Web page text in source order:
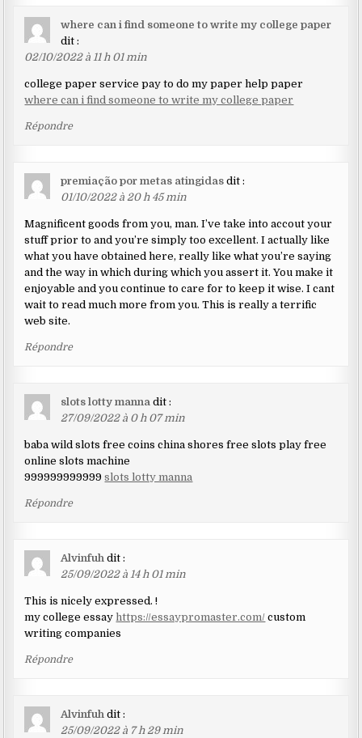
where can i find someone to write my college paper
dit :
02/10/2022 à 11 h 01 min
college paper service pay to do my paper help paper
where can i find someone to write my college paper
Répondre
premiação por metas atingidas dit :
01/10/2022 à 20 h 45 min
Magnificent goods from you, man. I’ve take into accout your
stuff prior to and you’re simply too excellent. I actually like
what you have obtained here, really like what you’re saying
and the way in which during which you assert it. You make it
enjoyable and you continue to care for to keep it wise. I cant
wait to read much more from you. This is really a terrific
web site.
Répondre
slots lotty manna dit :
27/09/2022 à 0 h 07 min
baba wild slots free coins china shores free slots play free
online slots machine
999999999999slots lotty manna
Répondre
Alvinfuh dit :
25/09/2022 à 14 h 01 min
This is nicely expressed. !
my college essayhttps://essaypromaster.com/ custom
writing companies
Répondre
Alvinfuh dit :
25/09/2022 à 7 h 29 min